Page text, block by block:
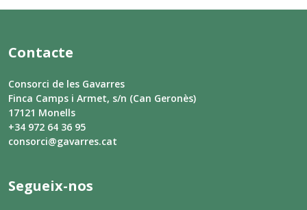
Contacte
Consorci de les Gavarres
Finca Camps i Armet, s/n (Can Geronès)
17121 Monells
+34 972 64 36 95
consorci@gavarres.cat
Segueix-nos